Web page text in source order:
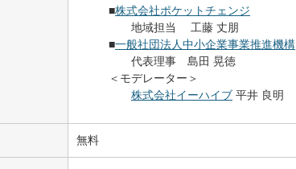
■株式会社ポケットチェンジ
地域担当 工藤 丈朋
■一般社団法人中小企業事業推進機構
代表理事 島田 晃徳
＜モデレーター＞
株式会社イーハイブ 平井 良明
無料